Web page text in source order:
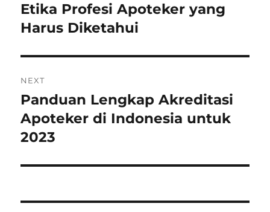
post:
Etika Profesi Apoteker yang
Harus Diketahui
NEXT
Next
post:
Panduan Lengkap Akreditasi
Apoteker di Indonesia untuk
2023